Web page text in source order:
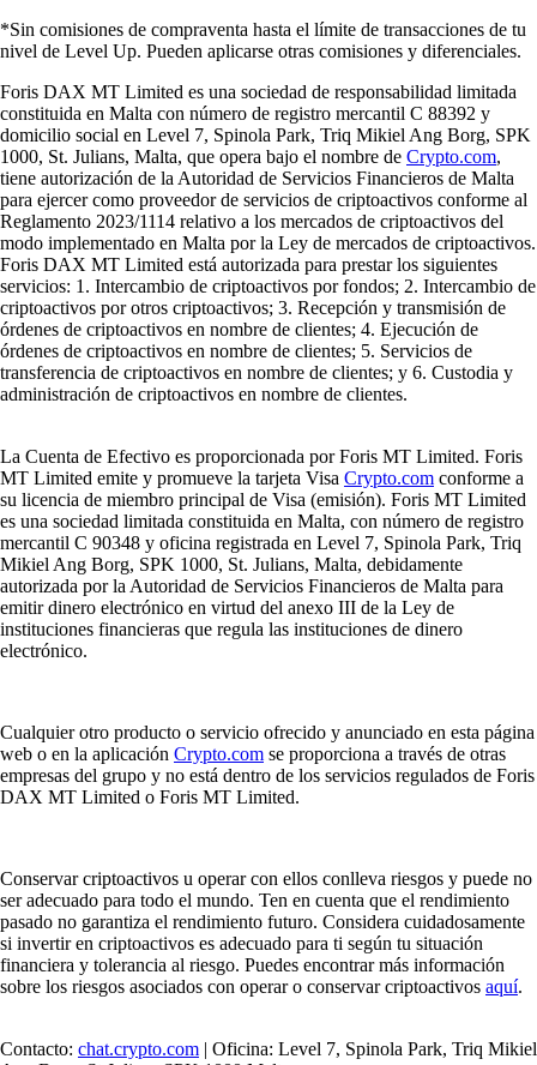
*Sin comisiones de compraventa hasta el límite de transacciones de tu
nivel de Level Up. Pueden aplicarse otras comisiones y diferenciales.
Foris DAX MT Limited es una sociedad de responsabilidad limitada
constituida en Malta con número de registro mercantil C 88392 y
domicilio social en Level 7, Spinola Park, Triq Mikiel Ang Borg, SPK
1000, St. Julians, Malta, que opera bajo el nombre de Crypto.com,
tiene autorización de la Autoridad de Servicios Financieros de Malta
para ejercer como proveedor de servicios de criptoactivos conforme al
Reglamento 2023/1114 relativo a los mercados de criptoactivos del
modo implementado en Malta por la Ley de mercados de criptoactivos.
Foris DAX MT Limited está autorizada para prestar los siguientes
servicios: 1. Intercambio de criptoactivos por fondos; 2. Intercambio de
criptoactivos por otros criptoactivos; 3. Recepción y transmisión de
órdenes de criptoactivos en nombre de clientes; 4. Ejecución de
órdenes de criptoactivos en nombre de clientes; 5. Servicios de
transferencia de criptoactivos en nombre de clientes; y 6. Custodia y
administración de criptoactivos en nombre de clientes.
La Cuenta de Efectivo es proporcionada por Foris MT Limited. Foris
MT Limited emite y promueve la tarjeta Visa Crypto.com conforme a
su licencia de miembro principal de Visa (emisión). Foris MT Limited
es una sociedad limitada constituida en Malta, con número de registro
mercantil C 90348 y oficina registrada en Level 7, Spinola Park, Triq
Mikiel Ang Borg, SPK 1000, St. Julians, Malta, debidamente
autorizada por la Autoridad de Servicios Financieros de Malta para
emitir dinero electrónico en virtud del anexo III de la Ley de
instituciones financieras que regula las instituciones de dinero
electrónico.
Cualquier otro producto o servicio ofrecido y anunciado en esta página
web o en la aplicación Crypto.com se proporciona a través de otras
empresas del grupo y no está dentro de los servicios regulados de Foris
DAX MT Limited o Foris MT Limited.
Conservar criptoactivos u operar con ellos conlleva riesgos y puede no
ser adecuado para todo el mundo. Ten en cuenta que el rendimiento
pasado no garantiza el rendimiento futuro. Considera cuidadosamente
si invertir en criptoactivos es adecuado para ti según tu situación
financiera y tolerancia al riesgo. Puedes encontrar más información
sobre los riesgos asociados con operar o conservar criptoactivos aquí.
Contacto: chat.crypto.com | Oficina: Level 7, Spinola Park, Triq Mikiel